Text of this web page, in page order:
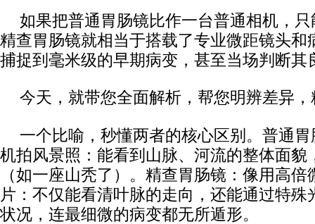
如果把普通胃肠镜比作一台普通相机，
精查胃肠镜就相当于搭载了专业微距镜头和
捕捉到毫米级的早期病变，甚至当场判断其
今天，就带您全面解析，帮您明辨差异
一个比喻，秒懂两者的核心区别。普通
机拍风景照：能看到山脉、河流的整体面貌
（如一座山秃了）。精查胃肠镜：像用高
片：不仅能看清叶脉的走向，还能通过特殊
状况，连最细微的病变都无所遁形。